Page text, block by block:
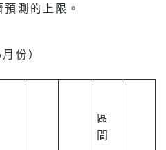
測的上限。
份）
區
間